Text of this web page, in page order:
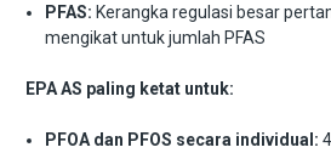
PFAS: Kerangka regulasi besar
mengikat untuk jumlah PFAS
EPA AS paling ketat untuk:
PFOA dan PFOS secara individual: